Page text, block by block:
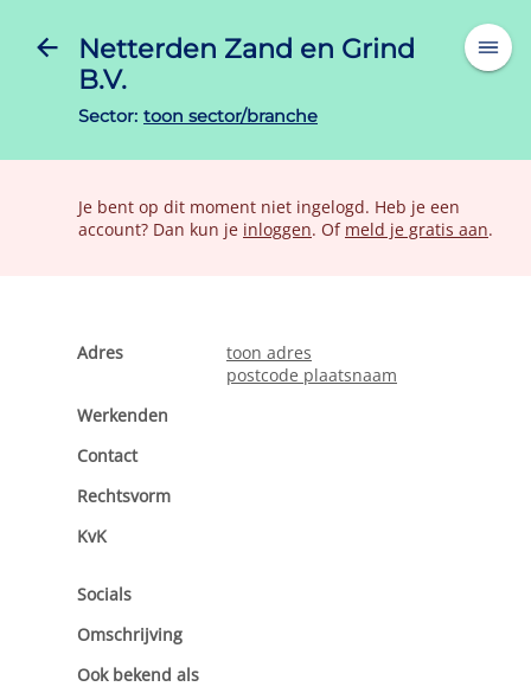
Netterden Zand en Grind
B.V.
Sector: toon sector/branche
Je bent op dit moment niet ingelogd. Heb je een
account? Dan kun je inloggen. Of meld je gratis aan.
Adres
toon adres
postcode plaatsnaam
Werkenden
Contact
Rechtsvorm
KvK
Socials
Omschrijving
Ook bekend als